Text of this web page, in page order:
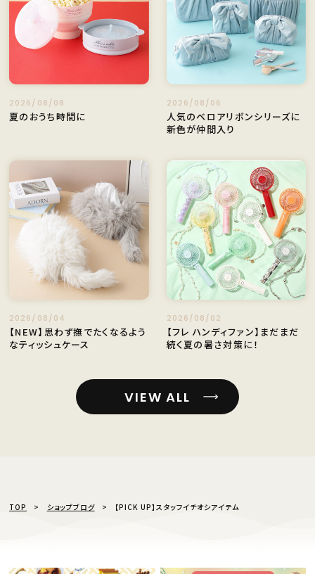
2026/08/08
夏のおうち時間に
2026/08/06
人気のベロアリボンシリーズに
新色が仲間入り
2026/08/04
【NEW】思わず撫でたくなるよう
なティッシュケース
2026/08/02
【フレ ハンディファン】まだまだ
続く夏の暑さ対策に！
VIEW ALL
TOP ショップブログ 【PICK UP】スタッフイチオシアイテム